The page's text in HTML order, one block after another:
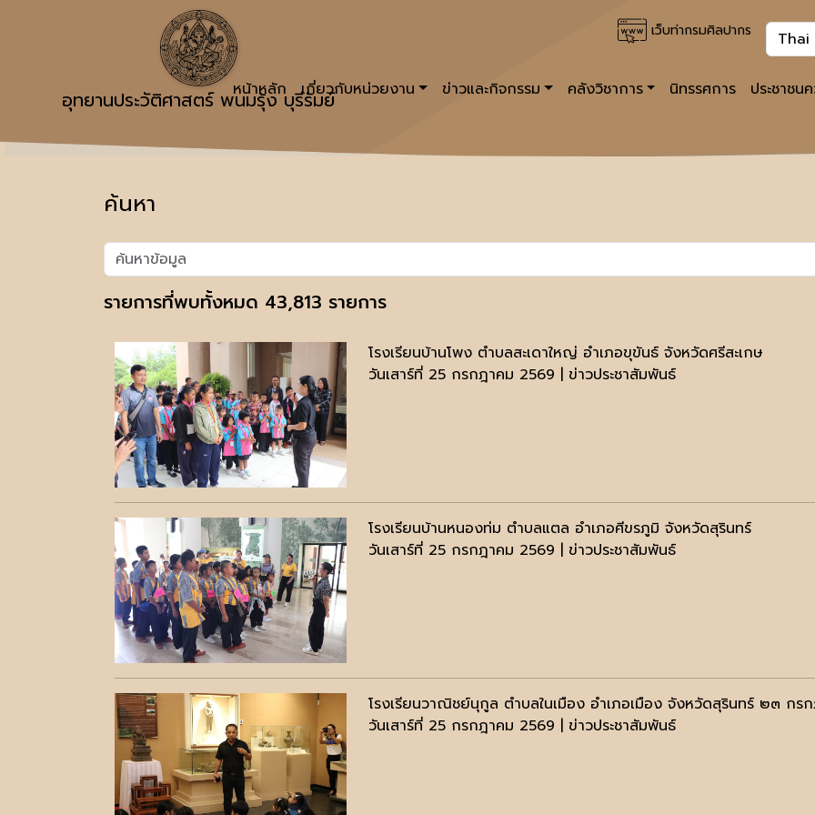
เว็บท่ากรมศิลปากร
อุทยานประวัติศาสตร์ พนมรุ้ง บุรีรัมย์
หน้าหลัก เกี่ยวกับหน่วยงาน ข่าวและกิจกรรม คลังวิชาการ นิทรรศการ ประชาชน
ค้นหา
รายการที่พบทั้งหมด 43,813 รายการ
โรงเรียนบ้านโพง ตำบลสะเดาใหญ่ อำเภอขุขันธ์ จังหวัดศรีสะเกษ
วันเสาร์ที่ 25 กรกฎาคม 2569 | ข่าวประชาสัมพันธ์
โรงเรียนบ้านหนองท่ม ตำบลแตล อำเภอศีขรภูมิ จังหวัดสุรินทร์
วันเสาร์ที่ 25 กรกฎาคม 2569 | ข่าวประชาสัมพันธ์
โรงเรียนวาณิชย์นุกูล ตำบลในเมือง อำเภอเมือง จังหวัดสุรินทร์ ๒๓ ก
วันเสาร์ที่ 25 กรกฎาคม 2569 | ข่าวประชาสัมพันธ์